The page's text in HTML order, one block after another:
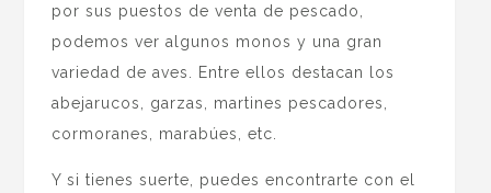
por sus puestos de venta de pescado,
podemos ver algunos monos y una gran
variedad de aves. Entre ellos destacan los
abejarucos, garzas, martines pescadores,
cormoranes, marabúes, etc.
Y si tienes suerte, puedes encontrarte con el